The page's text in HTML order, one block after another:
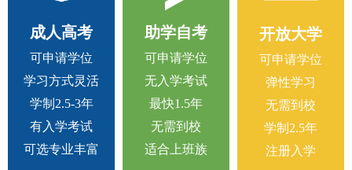
成人高考
可申请学位
学习方式灵活
学制2.5-3年
有入学考试
可选专业丰富
助学自考
可申请学位
无入学考试
最快1.5年
无需到校
适合上班族
开放大学
可申请学位
弹性学习
无需到校
学制2.5年
注册入学